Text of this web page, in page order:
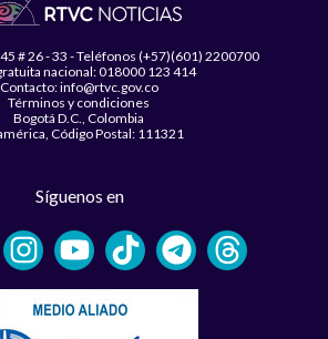
45 # 26 - 33 - Teléfonos (+57)(601) 2200700
nacional: 018000 123 414
Contacto: info@rtvc.gov.co
Términos y condiciones
Bogotá D.C., Colombia
Código Postal: 111321
Síguenos en